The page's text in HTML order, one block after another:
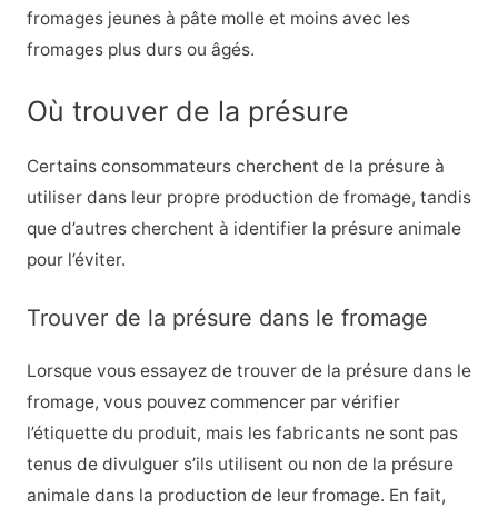
fromages jeunes à pâte molle et moins avec les
fromages plus durs ou âgés.
Où trouver de la présure
Certains consommateurs cherchent de la présure à
utiliser dans leur propre production de fromage, tandis
que d’autres cherchent à identifier la présure animale
pour l’éviter.
Trouver de la présure dans le fromage
Lorsque vous essayez de trouver de la présure dans le
fromage, vous pouvez commencer par vérifier
l’étiquette du produit, mais les fabricants ne sont pas
tenus de divulguer s’ils utilisent ou non de la présure
animale dans la production de leur fromage. En fait,